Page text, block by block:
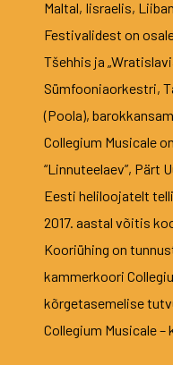
Maltal, Iisraelis,
Festivalidest on
Tšehhis ja
Sümfooniaorkestri,
(Poola),
Collegium Musicale
“Linnuteelaev”, Pärt
Eesti heliloojatelt
2017. aastal võitis
Kooriühing on
kammerkoori
kõrgetasemelise
Collegium Musicale –